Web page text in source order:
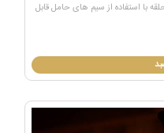
با استفاده از سیم های حامل قابل